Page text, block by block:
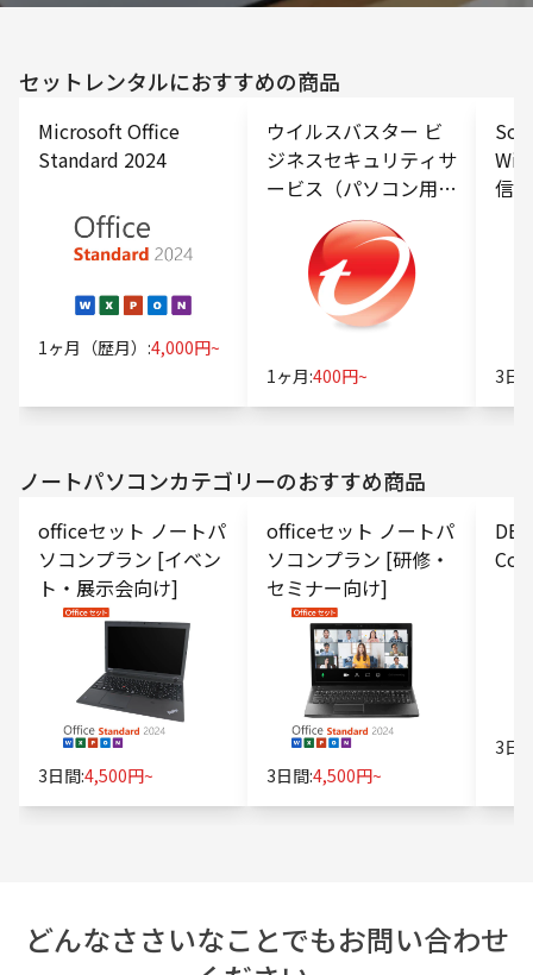
セットレンタルにおすすめの商品
Microsoft Office
Standard 2024
1ヶ月（歴月）:4,000円~
ウイルスバスター ビ
ジネスセキュリティサ
ービス（パソコン用オ
プション）
1ヶ月:400円~
信
3日
ノートパソコンカテゴリーのおすすめ商品
officeセット ノートパ
ソコンプラン [イベン
ト・展示会向け]
3日間:4,500円~
officeセット ノートパ
ソコンプラン [研修・
セミナー向け]
3日間:4,500円~
3日
どんなささいなことでもお問い合わせ